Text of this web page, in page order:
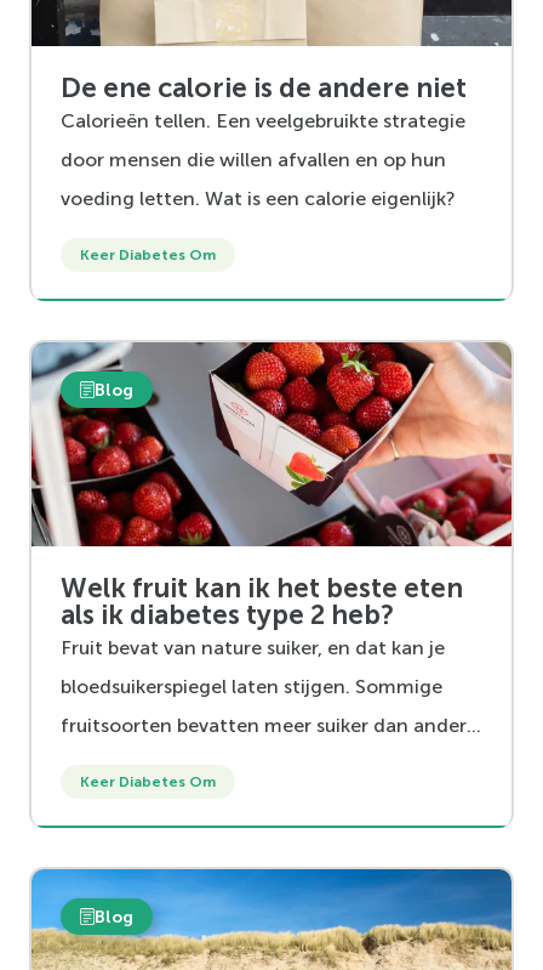
De ene calorie is de andere niet
Calorieën tellen. Een veelgebruikte strategie
door mensen die willen afvallen en op hun
voeding letten. Wat is een calorie eigenlijk?
Keer Diabetes Om
Blog
Welk fruit kan ik het beste eten
als ik diabetes type 2 heb?
Fruit bevat van nature suiker, en dat kan je
bloedsuikerspiegel laten stijgen. Sommige
fruitsoorten bevatten meer suiker dan andere
relatief minder suiker, zodat je
bloedsuikerspiegel minder snel stijgt. Je hoeft
fruit dus zeker niet te laten staan! Hieronder
Keer Diabetes Om
Blog